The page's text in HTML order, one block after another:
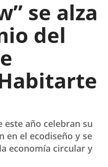
se alza
del
año celebran su
en el ecodiseño y se
economía circular y